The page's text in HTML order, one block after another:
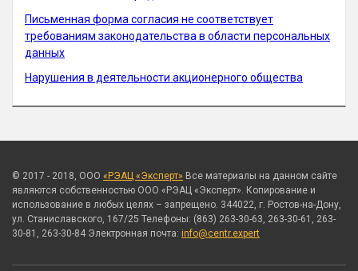
Письменная форма согласия не соответствует
требованиям законодательства в области персональных
данных
Нарушения в деятельности акционерного общества
© 2017 - 2018, ООО «РЭАЦ «Эксперт» Все материалы на данном сайте
являются собственностью ООО «РЭАЦ «Эксперт». Копирование и
использование в любых целях – запрещено. 344022, г. Ростов-на-Дону,
ул. Станиславского, 167/25 Телефоны: (863) 263-30-63, 263-30-61, 263-
30-81, 263-30-84 Электронная почта: info@centr.expert